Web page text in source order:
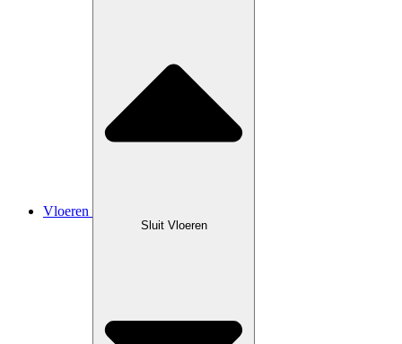
Vloeren
Sluit Vloeren